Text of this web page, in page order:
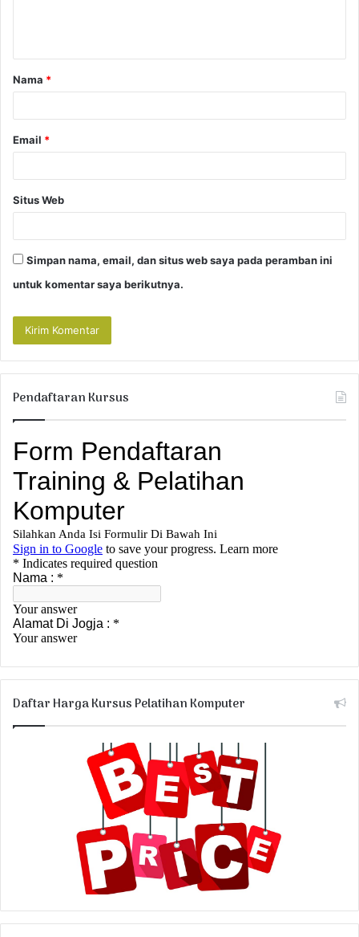
a
r
Nama *
Email *
Situs Web
Simpan nama, email, dan situs web saya pada peramban ini
untuk komentar saya berikutnya.
Pendaftaran Kursus
Daftar Harga Kursus Pelatihan Komputer